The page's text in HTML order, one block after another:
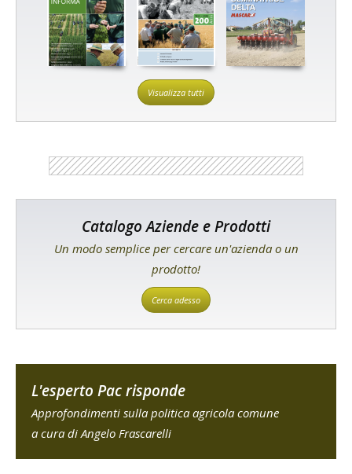
Visualizza tutti
Catalogo Aziende e Prodotti
Un modo semplice per cercare un'azienda o un
prodotto!
Cerca adesso
L'esperto Pac risponde
Approfondimenti sulla politica agricola comune
a cura di Angelo Frascarelli